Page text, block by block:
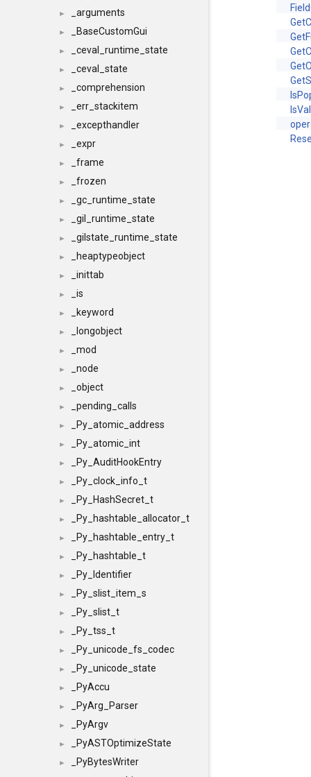
► _arguments
► _BaseCustomGui
► _ceval_runtime_state
► _ceval_state
► _comprehension
► _err_stackitem
► _excepthandler
► _expr
► _frame
► _frozen
► _gc_runtime_state
► _gil_runtime_state
► _gilstate_runtime_state
► _heaptypeobject
► _inittab
► _is
► _keyword
► _longobject
► _mod
► _node
► _object
► _pending_calls
► _Py_atomic_address
► _Py_atomic_int
► _Py_AuditHookEntry
► _Py_clock_info_t
► _Py_HashSecret_t
► _Py_hashtable_allocator_t
► _Py_hashtable_entry_t
► _Py_hashtable_t
► _Py_Identifier
► _Py_slist_item_s
► _Py_slist_t
► _Py_tss_t
► _Py_unicode_fs_codec
► _Py_unicode_state
► _PyAccu
► _PyArg_Parser
► _PyArgv
► _PyASTOptimizeState
►
_PyBytesWriter